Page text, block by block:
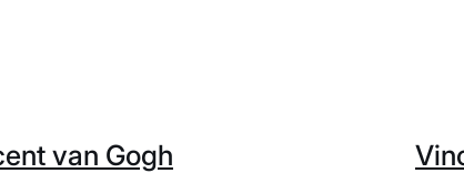
van Gogh